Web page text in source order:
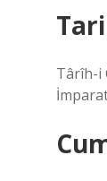
Târîh-i